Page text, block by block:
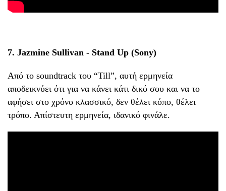
7. Jazmine Sullivan - Stand Up (Sony)
Από το soundtrack του “Till”, αυτή ερμηνεία
αποδεικνύει ότι για να κάνει κάτι δικό σου και να το
αφήσει στο χρόνο κλασσικό, δεν θέλει κόπο, θέλει
τρόπο. Απίστευτη ερμηνεία, ιδανικό φινάλε.